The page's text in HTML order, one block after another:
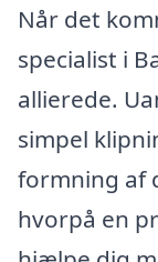
Når det
specialist i
allierede.
simpel
formning af
hvorpå en